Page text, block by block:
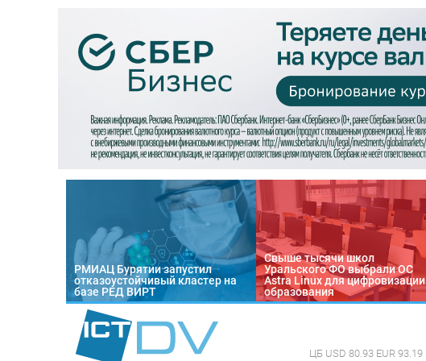
РМИАЦ Бурятии запустил
отказоустойчивый кластер на
базе РЕД ВИРТ
Свыше тысячи школ
Уральского ФО выбрали ОС
Astra Linux для цифровизации
образования
ЦБ USD 80.93 EUR 93.19